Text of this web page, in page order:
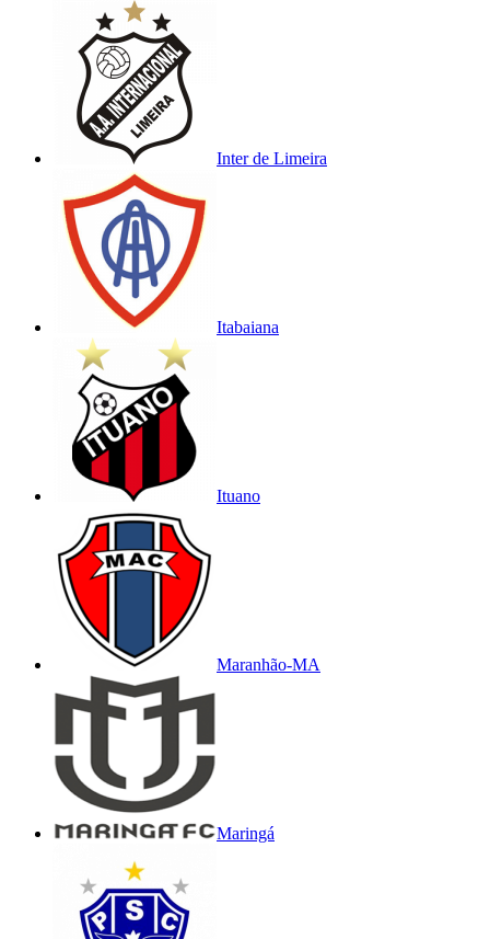
Inter de Limeira
Itabaiana
Ituano
Maranhão-MA
Maringá